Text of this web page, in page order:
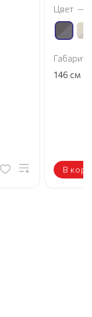
Цвет —
Габариты
146 см
В